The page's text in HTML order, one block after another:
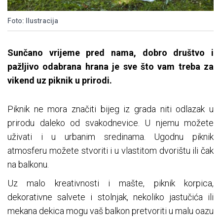
Foto: Ilustracija
Sunčano vrijeme pred nama, dobro društvo i
pažljivo odabrana hrana je sve što vam treba za
vikend uz piknik u prirodi.
Piknik ne mora značiti bijeg iz grada niti odlazak u
prirodu daleko od svakodnevice. U njemu možete
uživati i u urbanim sredinama. Ugodnu piknik
atmosferu možete stvoriti i u vlastitom dvorištu ili čak
na balkonu.
Uz malo kreativnosti i mašte, piknik korpica,
dekorativne salvete i stolnjak, nekoliko jastučića ili
mekana dekica mogu vaš balkon pretvoriti u malu oazu